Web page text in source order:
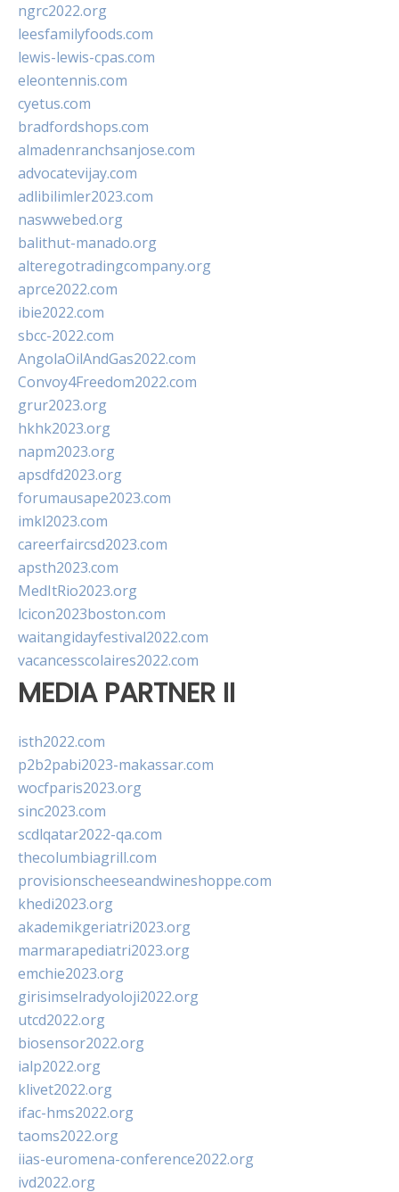
ngrc2022.org
leesfamilyfoods.com
lewis-lewis-cpas.com
eleontennis.com
cyetus.com
bradfordshops.com
almadenranchsanjose.com
advocatevijay.com
adlibilimler2023.com
naswwebed.org
balithut-manado.org
alteregotradingcompany.org
aprce2022.com
ibie2022.com
sbcc-2022.com
AngolaOilAndGas2022.com
Convoy4Freedom2022.com
grur2023.org
hkhk2023.org
napm2023.org
apsdfd2023.org
forumausape2023.com
imkl2023.com
careerfaircsd2023.com
apsth2023.com
MedItRio2023.org
lcicon2023boston.com
waitangidayfestival2022.com
vacancesscolaires2022.com
MEDIA PARTNER II
isth2022.com
p2b2pabi2023-makassar.com
wocfparis2023.org
sinc2023.com
scdlqatar2022-qa.com
thecolumbiagrill.com
provisionscheeseandwineshoppe.com
khedi2023.org
akademikgeriatri2023.org
marmarapediatri2023.org
emchie2023.org
girisimselradyoloji2022.org
utcd2022.org
biosensor2022.org
ialp2022.org
klivet2022.org
ifac-hms2022.org
taoms2022.org
iias-euromena-conference2022.org
ivd2022.org